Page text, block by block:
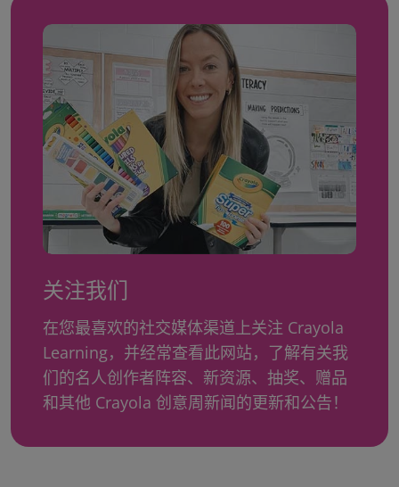
关注我们
在您最喜欢的社交媒体渠道上关注 Crayola
Learning，并经常查看此网站，了解有关我
们的名人创作者阵容、新资源、抽奖、赠品
和其他 Crayola 创意周新闻的更新和公告！